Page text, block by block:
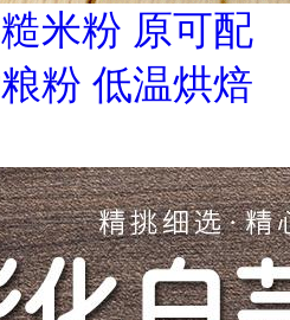
米粉 原可配
粉 低温烘焙